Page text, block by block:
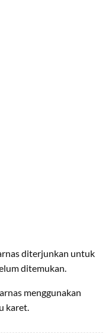
diterjunkan untuk
ditemukan.
menggunakan
karet.